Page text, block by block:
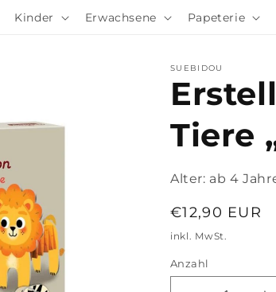
Kinder Erwachsene Papeterie
SUEBIDOU
Tiere
Alter: ab 4
Normaler
Preis
€12,90 EUR
inkl. MwSt.
Anzahl